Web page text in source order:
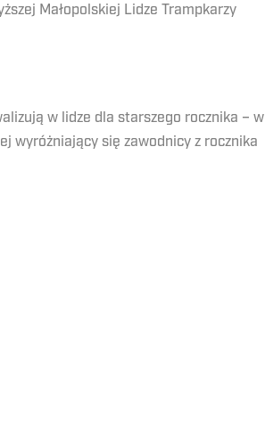
Małopolskiej Lidze Trampkarzy
w lidze dla starszego rocznika – w
wyróżniający się zawodnicy z rocznika